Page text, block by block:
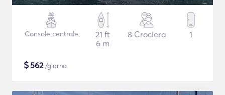
Console centrale
21 ft
6 m
8 Crociera 1
$562/giorno